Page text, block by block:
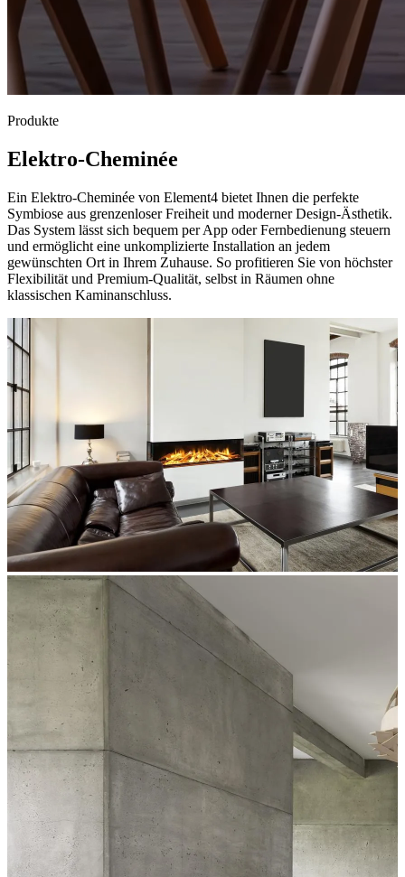
Produkte
Elektro-Cheminée
Ein Elektro-Cheminée von Element4 bietet Ihnen die perfekte
Symbiose aus grenzenloser Freiheit und moderner Design-Ästhetik.
Das System lässt sich bequem per App oder Fernbedienung steuern
und ermöglicht eine unkomplizierte Installation an jedem
gewünschten Ort in Ihrem Zuhause. So profitieren Sie von höchster
Flexibilität und Premium-Qualität, selbst in Räumen ohne
klassischen Kaminanschluss.